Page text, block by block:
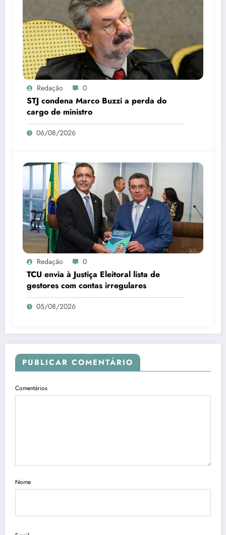
Redação 0
STJ condena Marco Buzzi a perda do
cargo de ministro
06/08/2026
Redação 0
TCU envia à Justiça Eleitoral lista de
gestores com contas irregulares
05/08/2026
PUBLICAR COMENTÁRIO
Comentários
Nome